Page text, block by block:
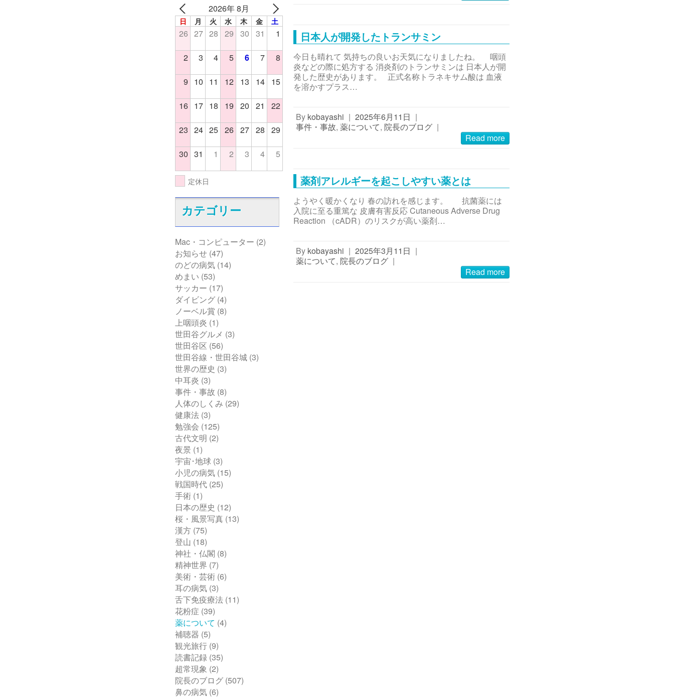
2026年 8月
日 月 火 水 木 金 土
26 27 28 29 30 31 1
2 3 4 5 6 7 8
9 10 11 12 13 14 15
16 17 18 19 20 21 22
23 24 25 26 27 28 29
30 31 1 2 3 4 5
定休日
カテゴリー
Mac・コンピューター (2)
お知らせ (47)
のどの病気 (14)
めまい (53)
サッカー (17)
ダイビング (4)
ノーベル賞 (8)
上咽頭炎 (1)
世田谷グルメ (3)
世田谷区 (56)
世田谷線・世田谷城 (3)
世界の歴史 (3)
中耳炎 (3)
事件・事故 (8)
人体のしくみ (29)
健康法 (3)
勉強会 (125)
古代文明 (2)
夜景 (1)
宇宙･地球 (3)
小児の病気 (15)
戦国時代 (25)
手術 (1)
日本の歴史 (12)
桜・風景写真 (13)
漢方 (75)
登山 (18)
神社・仏閣 (8)
精神世界 (7)
美術・芸術 (6)
耳の病気 (3)
舌下免疫療法 (11)
花粉症 (39)
薬について (4)
補聴器 (5)
観光旅行 (9)
読書記録 (35)
超常現象 (2)
院長のブログ (507)
鼻の病気 (6)
日本人が開発したトランサミン
今日も晴れて 気持ちの良いお天気になりましたね。 咽頭
炎などの際に処方する 消炎剤のトランサミンは 日本人が開
発した歴史があります。 正式名称トラネキサム酸は 血液
を溶かすプラス…
By kobayashi | 2025年6月11日 |
事件・事故,薬について, 院長のブログ |
Read more
薬剤アレルギーを起こしやすい薬とは
ようやく暖かくなり 春の訪れを感じます。 抗菌薬には
入院に至る重篤な 皮膚有害反応 Cutaneous Adverse Drug
Reaction （cADR）のリスクが高い薬剤…
By kobayashi | 2025年3月11日 |
薬について, 院長のブログ |
Read more